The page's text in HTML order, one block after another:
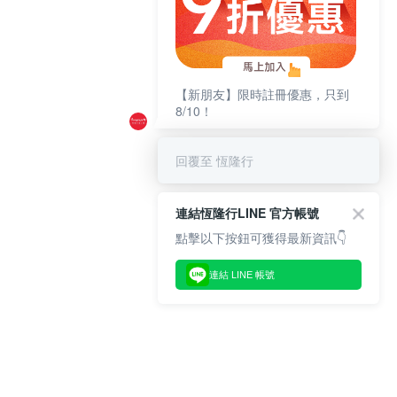
【新朋友】限時註冊優惠，只到
8/10！
回覆至 恆隆行
連結恆隆行LINE 官方帳號
點擊以下按鈕可獲得最新資訊👇
連結 LINE 帳號